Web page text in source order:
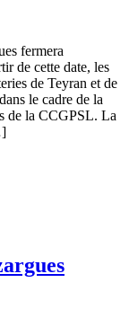
fermera
de cette date, les
de Teyran et de
le cadre de la
de la CCGPSL. La